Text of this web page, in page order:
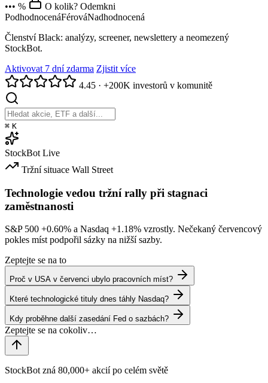
••• %
O kolik? Odemkni
PodhodnocenáFérováNadhodnocená
Členství Black: analýzy, screener, newslettery a neomezený
StockBot.
Aktivovat 7 dní zdarma Zjistit více
4.45 · +200K investorů v komunitě
⌘ K
StockBot Live
Tržní situace Wall Street
Technologie vedou tržní rally při stagnaci
zaměstnanosti
S&P 500 +0.60% a Nasdaq +1.18% vzrostly. Nečekaný červencový
pokles míst podpořil sázky na nižší sazby.
Zeptejte se na to
Proč v USA v červenci ubylo pracovních míst?
Které technologické tituly dnes táhly Nasdaq?
Kdy proběhne další zasedání Fed o sazbách?
StockBot zná 80,000+ akcií po celém světě